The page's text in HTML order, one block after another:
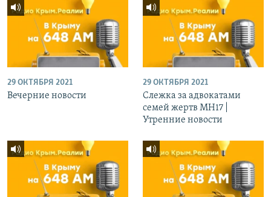
29 ОКТЯБРЯ 2021
Вечерние новости
29 ОКТЯБРЯ 2021
Слежка за адвокатами
семей жертв МН17 |
Утренние новости